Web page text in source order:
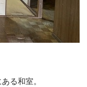
る和室。